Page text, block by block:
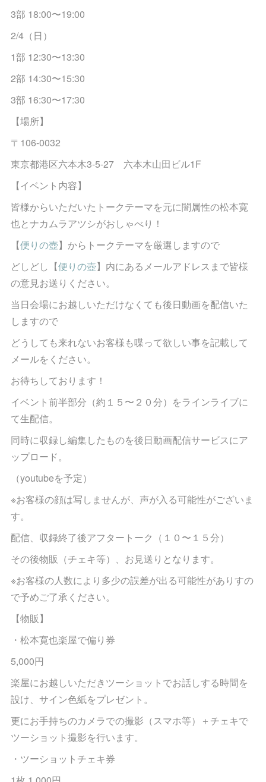
3部 18:00〜19:00
2/4（日）
1部 12:30〜13:30
2部 14:30〜15:30
3部 16:30〜17:30
【場所】
〒106-0032
東京都港区六本木3-5-27 六本木山田ビル1F
【イベント内容】
皆様からいただいたトークテーマを元に闇属性の松本寛
也とナカムラアツシがおしゃべり！
【便りの壺】からトークテーマを厳選しますので
どしどし【便りの壺】内にあるメールアドレスまで皆様
の意見お送りください。
当日会場にお越しいただけなくても後日動画を配信いた
しますので
どうしても来れないお客様も喋って欲しい事を記載して
メールをください。
お待ちしております！
イベント前半部分（約１５〜２０分）をラインライブに
て生配信。
同時に収録し編集したものを後日動画配信サービスにア
ップロード。
（youtubeを予定）
※お客様の顔は写しませんが、声が入る可能性がございま
す。
配信、収録終了後アフタートーク（１０〜１５分）
その後物販（チェキ等）、お見送りとなります。
※お客様の人数により多少の誤差が出る可能性がありすの
で予めご了承ください。
【物販】
・松本寛也楽屋で偏り券
5,000円
楽屋にお越しいただきツーショットでお話しする時間を
設け、サイン色紙をプレゼント。
更にお手持ちのカメラでの撮影（スマホ等）＋チェキで
ツーショット撮影を行います。
・ツーショットチェキ券